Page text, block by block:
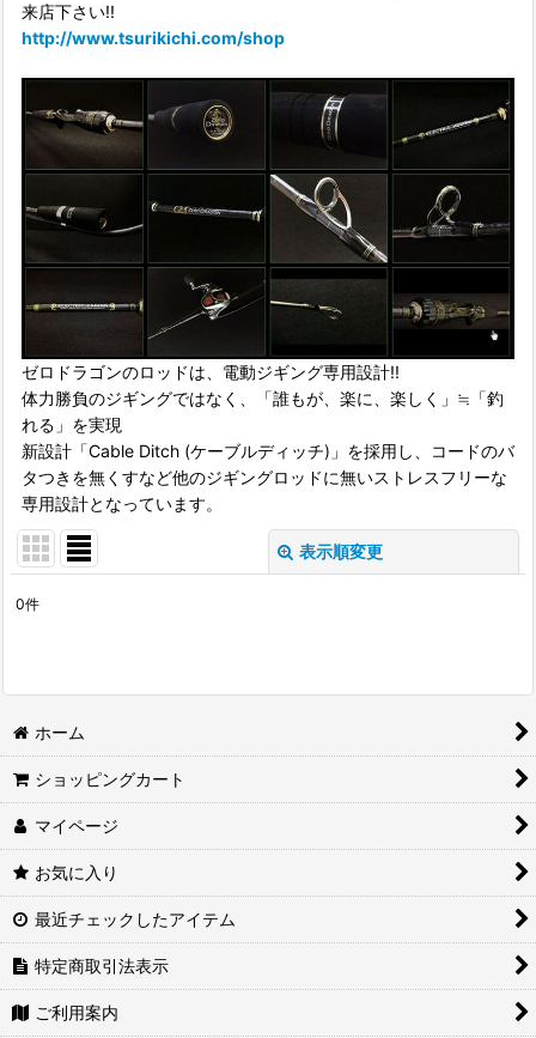
来店下さい!!
http://www.tsurikichi.com/shop
ゼロドラゴンのロッドは、電動ジギング専用設計!!
体力勝負のジギングではなく、「誰もが、楽に、楽しく」≒「釣
れる」を実現
新設計「Cable Ditch (ケーブルディッチ)」を採用し、コードのバ
タつきを無くすなど他のジギングロッドに無いストレスフリーな
専用設計となっています。
表示順変更
0件
ホーム
ショッピングカート
マイページ
お気に入り
最近チェックしたアイテム
特定商取引法表示
ご利用案内